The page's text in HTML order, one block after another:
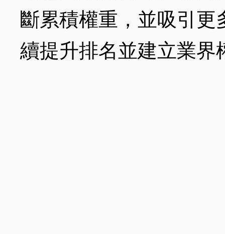
斷累積權重，並吸引
續提升排名並建立業界